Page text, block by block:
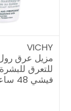
VICHY
مزيل عرق
للتعرق
فيشي 48 ساعة